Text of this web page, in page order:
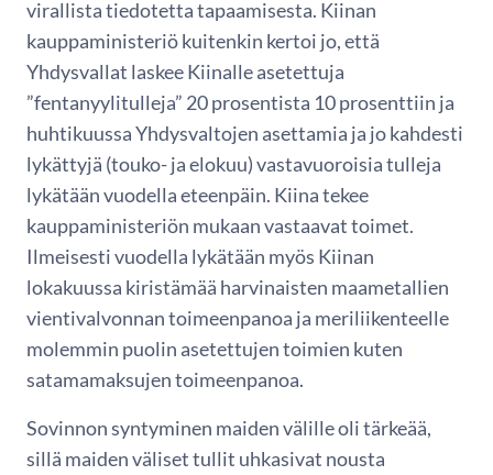
virallista tiedotetta tapaamisesta. Kiinan
kauppaministeriö kuitenkin kertoi jo, että
Yhdysvallat laskee Kiinalle asetettuja
”fentanyylitulleja” 20 prosentista 10 prosenttiin ja
huhtikuussa Yhdysvaltojen asettamia ja jo kahdesti
lykättyjä (touko- ja elokuu) vastavuoroisia tulleja
lykätään vuodella eteenpäin. Kiina tekee
kauppaministeriön mukaan vastaavat toimet.
Ilmeisesti vuodella lykätään myös Kiinan
lokakuussa kiristämää harvinaisten maametallien
vientivalvonnan toimeenpanoa ja meriliikenteelle
molemmin puolin asetettujen toimien kuten
satamamaksujen toimeenpanoa.
Sovinnon syntyminen maiden välille oli tärkeää,
sillä maiden väliset tullit uhkasivat nousta